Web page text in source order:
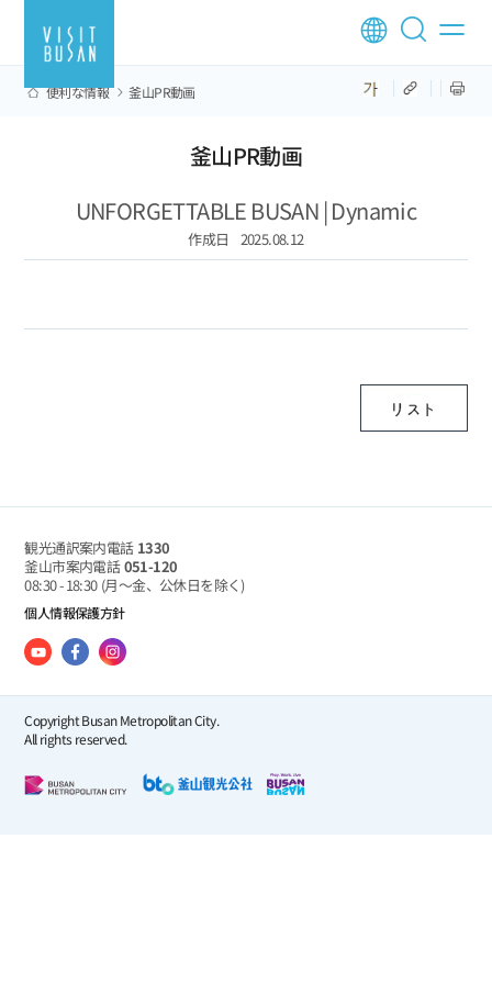
便利な情報 釜山PR動画
釜山PR動画
UNFORGETTABLE BUSAN | Dynamic
作成日 2025.08.12
観光通訳案内電話 1330
釜山市案内電話051-120
08:30 - 18:30 (月～金、公休日を除く)
個人情報保護方針
Copyright Busan Metropolitan City.
All rights reserved.